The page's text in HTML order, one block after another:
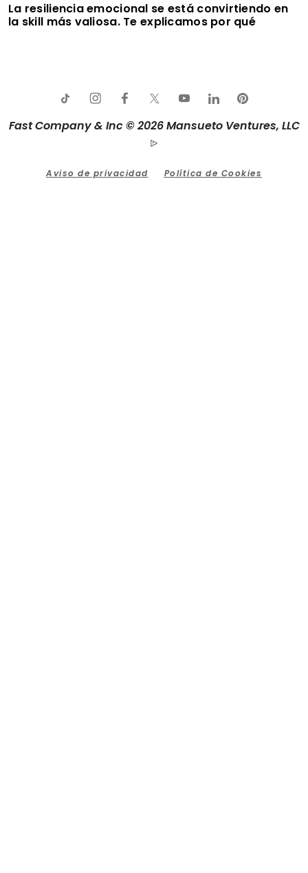
La resiliencia emocional se está convirtiendo en
la skill más valiosa. Te explicamos por qué
Fast Company & Inc © 2026 Mansueto Ventures, LLC
Aviso de privacidad Política de Cookies